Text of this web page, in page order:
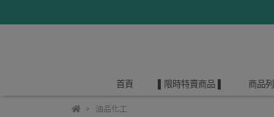
首頁 ▌限時特賣商品 ▌ 商品
油品化工